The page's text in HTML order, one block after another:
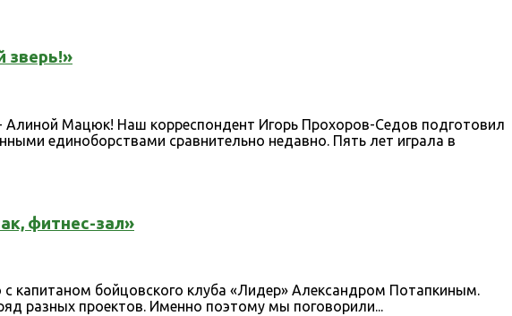
зверь!»
Алиной Мацюк! Наш корреспондент Игорь Прохоров-Седов подготовил
единоборствами сравнительно недавно. Пять лет играла в
фитнес-зал»
капитаном бойцовского клуба «Лидер» Александром Потапкиным.
разных проектов. Именно поэтому мы поговорили...